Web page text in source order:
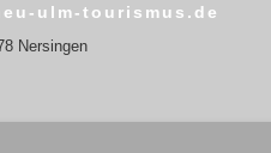
ulm-tourismus.de
Nersingen